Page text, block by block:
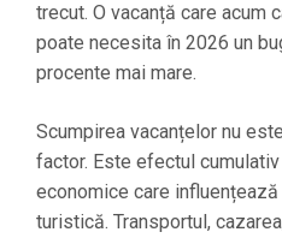
trecut. O vacanță care acum
poate necesita în 2026 un
procente mai mare.
Scumpirea vacanțelor nu
factor. Este efectul
economice care
turistică. Transportul,